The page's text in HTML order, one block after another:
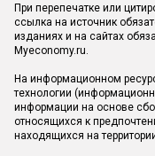
При перепечатке или
ссылка на источник
изданиях и на сайтах
Myeconomy.ru.
На информационном
технологии
информации на основе
относящихся к
находящихся на